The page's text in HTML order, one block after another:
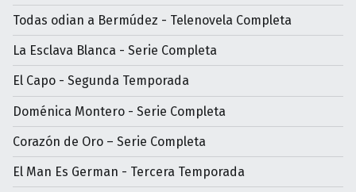
Todas odian a Bermúdez - Telenovela Completa
La Esclava Blanca - Serie Completa
El Capo - Segunda Temporada
Doménica Montero - Serie Completa
Corazón de Oro – Serie Completa
El Man Es German - Tercera Temporada